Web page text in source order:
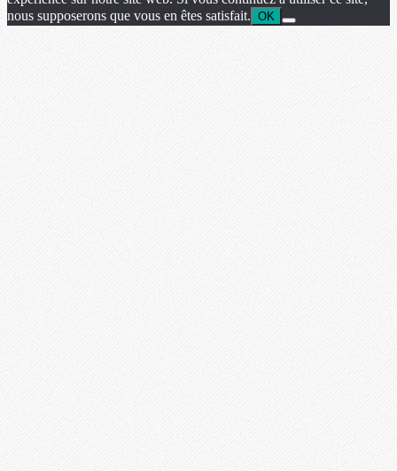
nous supposerons que vous en êtes satisfait. OK